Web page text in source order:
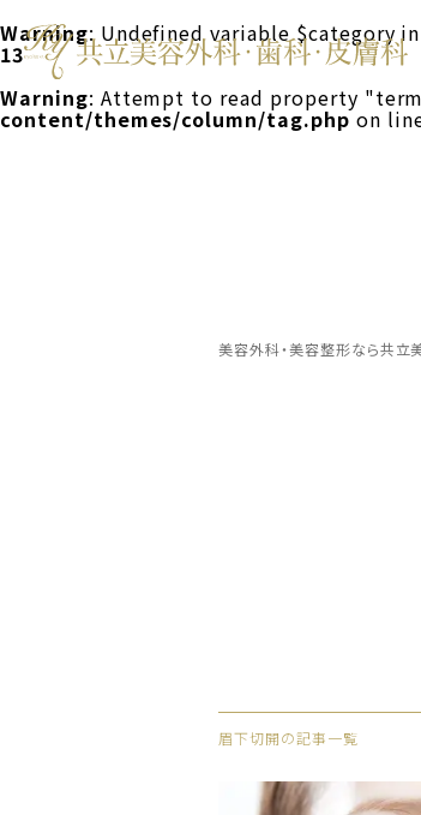
Warning: Undefined variable $category in
13
Warning: Attempt to read property
content/themes/column/tag.phpon
美容外科・美容整形なら共立
眉下切開の記事一覧